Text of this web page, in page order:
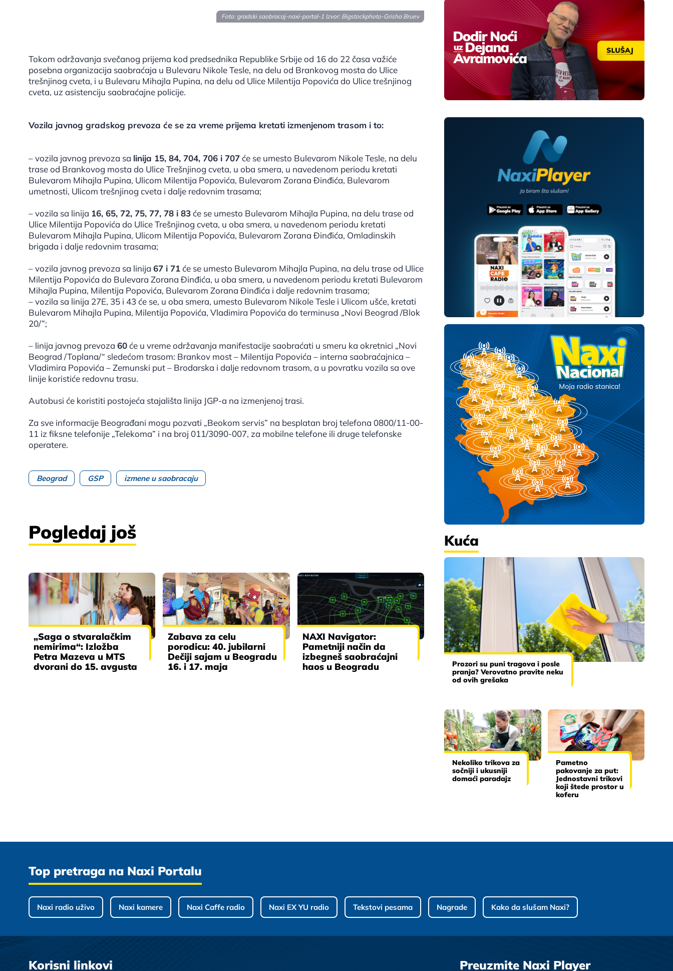
Foto: gradski saobracaj-naxi-portal-1 Izvor: Bigstockphoto-Grisha Bruev
Tokom održavanja svečanog prijema kod predsednika Republike Srbije od 16 do 22 časa važiće
posebna organizacija saobraćaja u Bulevaru Nikole Tesle, na delu od Brankovog mosta do Ulice
trešnjinog cveta, i u Bulevaru Mihajla Pupina, na delu od Ulice Milentija Popovića do Ulice trešnjinog
cveta, uz asistenciju saobraćajne policije.
Vozila javnog gradskog prevoza će se za vreme prijema kretati izmenjenom trasom i to:
– vozila javnog prevoza sa linija 15, 84, 704, 706 i 707će se umesto Bulevarom Nikole Tesle, na delu
trase od Brankovog mosta do Ulice Trešnjinog cveta, u oba smera, u navedenom periodu kretati
Bulevarom Mihajla Pupina, Ulicom Milentija Popovića, Bulevarom Zorana Đinđića, Bulevarom
umetnosti, Ulicom trešnjinog cveta i dalje redovnim trasama;
– vozila sa linija 16, 65, 72, 75, 77, 78 i 83će se umesto Bulevarom Mihajla Pupina, na delu trase od
Ulice Milentija Popovića do Ulice Trešnjinog cveta, u oba smera, u navedenom periodu kretati
Bulevarom Mihajla Pupina, Ulicom Milentija Popovića, Bulevarom Zorana Đinđića, Omladinskih
brigada i dalje redovnim trasama;
– vozila javnog prevoza sa linija 67 i 71će se umesto Bulevarom Mihajla Pupina, na delu trase od Ulice
Milentija Popovića do Bulevara Zorana Đinđića, u oba smera, u navedenom periodu kretati Bulevarom
Mihajla Pupina, Milentija Popovića, Bulevarom Zorana Đinđića i dalje redovnim trasama;
– vozila sa linija 27E, 35 i 43 će se, u oba smera, umesto Bulevarom Nikole Tesle i Ulicom ušće, kretati
Bulevarom Mihajla Pupina, Milentija Popovića, Vladimira Popovića do terminusa „Novi Beograd /Blok
20/”;
– linija javnog prevoza 60će u vreme održavanja manifestacije saobraćati u smeru ka okretnici „Novi
Beograd /Toplana/“ sledećom trasom: Brankov most – Milentija Popovića – interna saobraćajnica –
Vladimira Popovića – Zemunski put – Brodarska i dalje redovnom trasom, a u povratku vozila sa ove
linije koristiće redovnu trasu.
Autobusi će koristiti postojeća stajališta linija JGP-a na izmenjenoj trasi.
Za sve informacije Beograđani mogu pozvati „Beokom servis” na besplatan broj telefona 0800/11-00-
11 iz fiksne telefonije „Telekoma” i na broj 011/3090-007, za mobilne telefone ili druge telefonske
operatere.
Beograd GSP izmene u saobracaju
Pogledaj još
„Saga o stvaralačkim
nemirima“: Izložba
Petra Mazeva u MTS
dvorani do 15. avgusta
Zabava za celu
porodicu: 40. jubilarni
Dečiji sajam u Beogradu
16. i 17. maja
NAXI Navigator:
Pametniji način da
izbegneš saobraćajni
haos u Beogradu
Kuća
Prozori su puni tragova i posle
pranja? Verovatno pravite neku
od ovih grešaka
Nekoliko trikova za
sočniji i ukusniji
domaći paradajz
Pametno
pakovanje za put:
Jednostavni trikovi
koji štede prostor u
koferu
Top pretraga na Naxi Portalu
Naxi radio uživo Naxi kamere Naxi Caffe radio Naxi EX YU radio Tekstovi pesama Nagrade Kako da slušam Naxi?
Korisni linkovi Preuzmite Naxi Player